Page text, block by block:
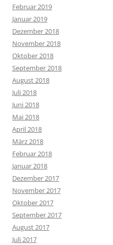
Februar 2019
Januar 2019
Dezember 2018
November 2018
Oktober 2018
September 2018
August 2018
Juli 2018
Juni 2018
Mai 2018
April 2018
März 2018
Februar 2018
Januar 2018
Dezember 2017
November 2017
Oktober 2017
September 2017
August 2017
Juli 2017